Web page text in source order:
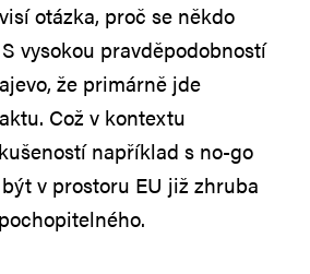
otázka, proč se někdo
vysokou pravděpodobností
že primárně jde
Což v kontextu
například s no-go
v prostoru EU již zhruba